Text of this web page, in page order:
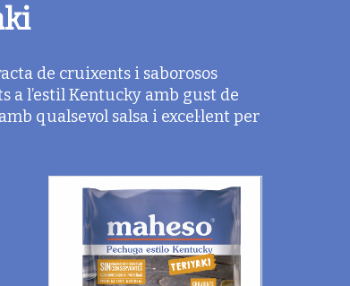
de cruixents i saborosos
a l’estil Kentucky amb gust de
qualsevol salsa i excel·lent per